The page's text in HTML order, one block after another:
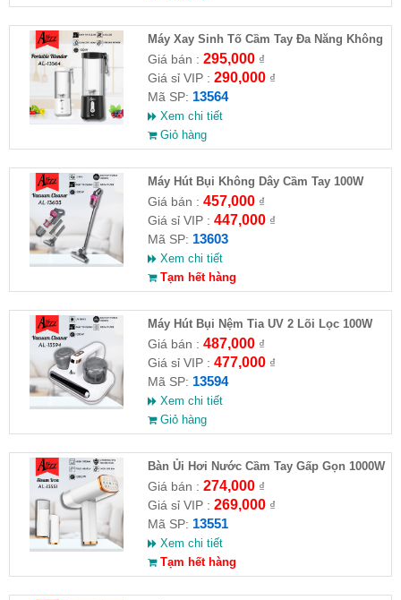
Máy Xay Sinh Tố Cầm Tay Đa Năng Không
Dây 3in1 450ml ALIZZ AL-13564
Giá bán : 295,000₫
Giá sỉ VIP : 290,000₫
Mã SP: 13564
Xem chi tiết
Giỏ hàng
Máy Hút Bụi Không Dây Cầm Tay 100W
ALIZZ AL-13603
Giá bán : 457,000₫
Giá sỉ VIP : 447,000₫
Mã SP: 13603
Xem chi tiết
Tạm hết hàng
Máy Hút Bụi Nệm Tia UV 2 Lõi Lọc 100W
ALIZZ AL-13594
Giá bán : 487,000₫
Giá sỉ VIP : 477,000₫
Mã SP: 13594
Xem chi tiết
Giỏ hàng
Bàn Ủi Hơi Nước Cầm Tay Gấp Gọn 1000W
ALIZZ AL-13551
Giá bán : 274,000₫
Giá sỉ VIP : 269,000₫
Mã SP: 13551
Xem chi tiết
Tạm hết hàng